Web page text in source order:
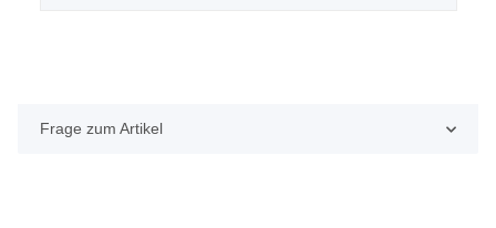
Frage zum Artikel